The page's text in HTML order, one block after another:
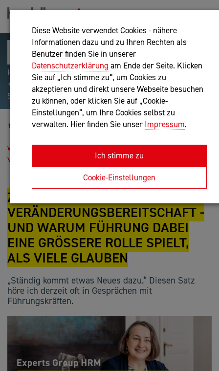
Diese Website verwendet Cookies - nähere
Informationen dazu und zu Ihren Rechten als
Benutzer finden Sie in unserer
Datenschutzerklärung am Ende der Seite. Klicken
Sie auf „Ich stimme zu“, um Cookies zu
akzeptieren und direkt unsere Webseite besuchen
zu können, oder klicken Sie auf „Cookie-
Einstellungen“, um Ihre Cookies selbst zu
verwalten. Hier finden Sie unser Impressum.
Ich stimme zu
Cookie-Einstellungen
Hilfreiche Suchparameter: Begriff einschließen:
+webshop, Begriff ausschließen: -webshop, Exakter
Suchbegriff: "internet of things"
Blog
warum Führung dabei eine größere Rolle spielt, als
viele glauben
ZUKUNFTSKOMPETENZ
VERÄNDERUNGSBEREITSCHAFT -
UND WARUM FÜHRUNG DABEI
EINE GRÖSSERE ROLLE SPIELT, A
LS VIELE GLAUBEN
„Ständig kommt etwas Neues dazu.“ Diesen Satz
höre ich derzeit oft in Gesprächen mit
Führungskräften.